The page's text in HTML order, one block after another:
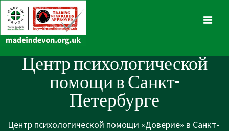
Skip
to
Content
Main
Navigation
Центр психологической
помощи в Санкт-
Петербурге
Центр психологической помощи «Доверие» в Санкт-